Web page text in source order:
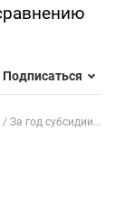
Подписаться
За год субсидии...